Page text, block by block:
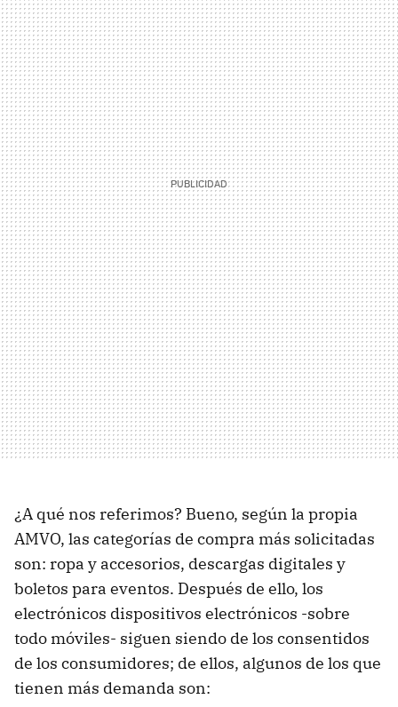
¿A qué nos referimos? Bueno, según la propia
AMVO, las categorías de compra más solicitadas
son: ropa y accesorios, descargas digitales y
boletos para eventos. Después de ello, los
electrónicos dispositivos electrónicos -sobre
todo móviles- siguen siendo de los consentidos
de los consumidores; de ellos, algunos de los que
tienen más demanda son: